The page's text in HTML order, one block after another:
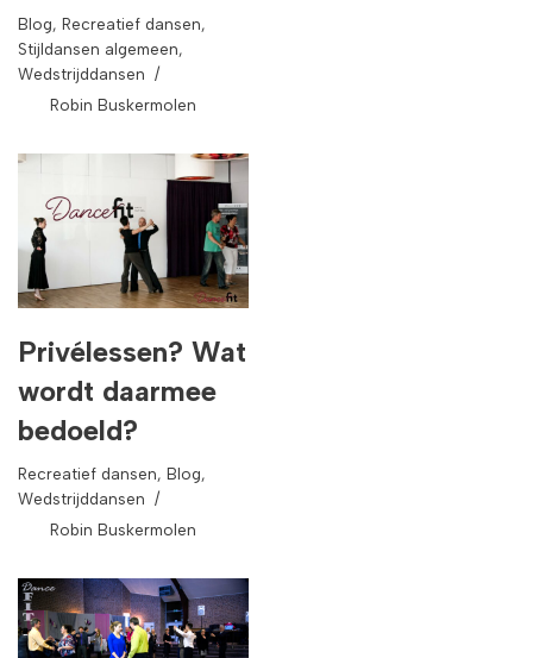
Blog, Recreatief dansen,
Stijldansen algemeen,
Wedstrijddansen
Robin Buskermolen
Privélessen? Wat
wordt daarmee
bedoeld?
Recreatief dansen, Blog,
Wedstrijddansen
Robin Buskermolen